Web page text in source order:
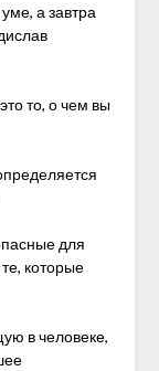
а завтра
то, о чем вы
для
которые
в человеке,